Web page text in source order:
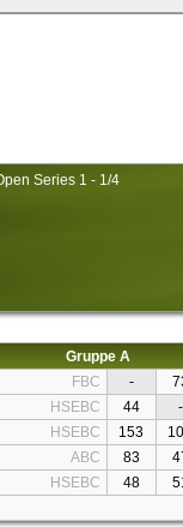
Series 1 - 1/4
Gruppe A
FBC -
HSEBC 44
-
HSEBC 153
ABC 83
HSEBC 48